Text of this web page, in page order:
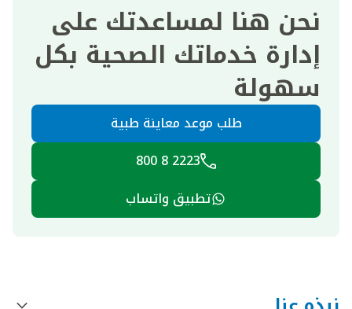
نحن هنا لمساعدتك على
إدارة خدماتك الصحية بكل
سهولة
طلب موعد معاينة طبية
2223 8 800
تطبيق واتساب